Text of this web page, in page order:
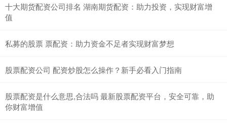
十大期货配资公司排名 湖南期货配资：助力投资，实现财富增
值
私募的股票 票配资：助力资金不足者实现财富梦想
股票配资公司 配资炒股怎么操作？新手必看入门指南
股票配资是什么意思,合法吗 最新股票配资平台，安全可靠，助
你财富增值